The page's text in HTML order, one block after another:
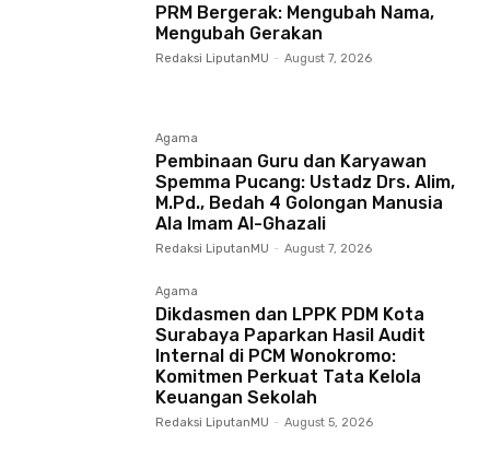
PRM Bergerak: Mengubah Nama,
Mengubah Gerakan
Redaksi LiputanMU - August 7, 2026
Agama
Pembinaan Guru dan Karyawan
Spemma Pucang: Ustadz Drs. Alim,
M.Pd., Bedah 4 Golongan Manusia
Ala Imam Al-Ghazali
Redaksi LiputanMU - August 7, 2026
Agama
Dikdasmen dan LPPK PDM Kota
Surabaya Paparkan Hasil Audit
Internal di PCM Wonokromo:
Komitmen Perkuat Tata Kelola
Keuangan Sekolah
Redaksi LiputanMU - August 5, 2026